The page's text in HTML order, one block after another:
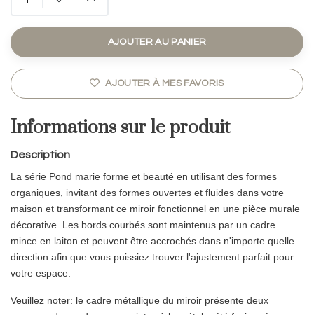
AJOUTER AU PANIER
AJOUTER À MES FAVORIS
Informations sur le produit
Description
La série Pond marie forme et beauté en utilisant des formes
organiques, invitant des formes ouvertes et fluides dans votre
maison et transformant ce miroir fonctionnel en une pièce murale
décorative. Les bords courbés sont maintenus par un cadre
mince en laiton et peuvent être accrochés dans n'importe quelle
direction afin que vous puissiez trouver l'ajustement parfait pour
votre espace.
Veuillez noter: le cadre métallique du miroir présente deux